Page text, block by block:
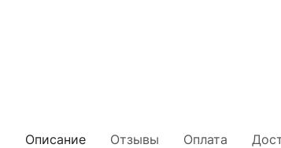
Описание Отзывы Оплата